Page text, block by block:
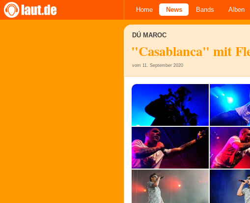
Home News Bands Alben
DÚ MAROC
"Casablanca" mit
vom 11. September 2020